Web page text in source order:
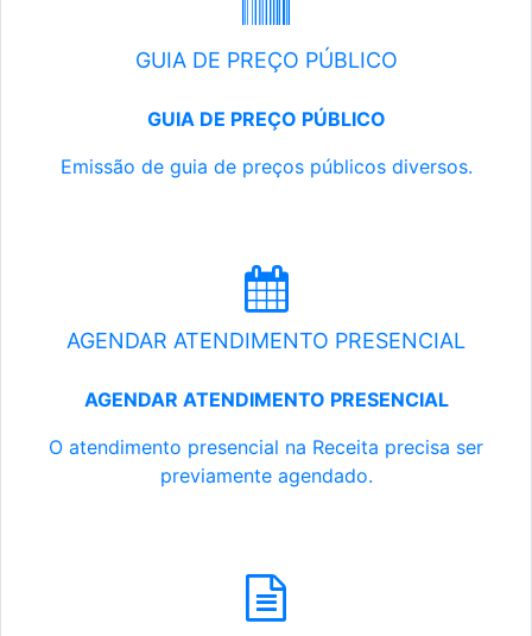
GUIA DE PREÇO PÚBLICO
GUIA DE PREÇO PÚBLICO
Emissão de guia de preços públicos diversos.
AGENDAR ATENDIMENTO PRESENCIAL
AGENDAR ATENDIMENTO PRESENCIAL
O atendimento presencial na Receita precisa ser
previamente agendado.